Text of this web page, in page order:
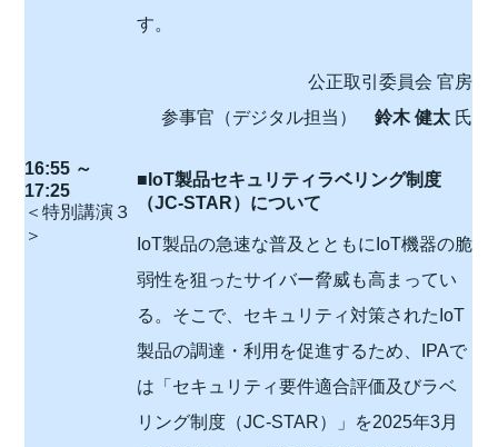
す。
公正取引委員会 官房
参事官（デジタル担当）鈴木 健太 氏
16:55 ～
17:25
＜特別講演３
＞
■IoT製品セキュリティラベリング制度
（JC-STAR）について
IoT製品の急速な普及とともにIoT機器の脆
弱性を狙ったサイバー脅威も高まってい
る。そこで、セキュリティ対策されたIoT
製品の調達・利用を促進するため、IPAで
は「セキュリティ要件適合評価及びラベ
リング制度（JC-STAR）」を2025年3月